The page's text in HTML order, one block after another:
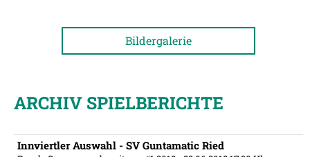
Bildergalerie
ARCHIV SPIELBERICHTE
Innviertler Auswahl - SV Guntamatic Ried